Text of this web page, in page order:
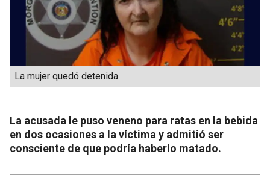
La mujer quedó detenida.
La acusada le puso veneno para ratas en la bebida
en dos ocasiones a la víctima y admitió ser
consciente de que podría haberlo matado.